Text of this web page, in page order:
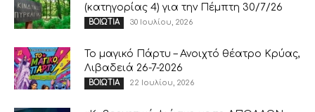
(κατηγορίας 4) για την Πέμπτη 30/7/26
ΒΟΙΩΤΙΑ 30 Ιουλίου, 2026
Το μαγικό Πάρτυ – Ανοιχτό θέατρο Κρύας,
Λιβαδειά 26-7-2026
ΒΟΙΩΤΙΑ 22 Ιουλίου, 2026